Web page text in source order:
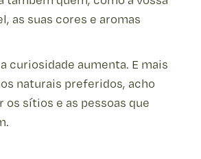
as suas cores e aromas
curiosidade aumenta. E mais
naturais preferidos, acho
sítios e as pessoas que